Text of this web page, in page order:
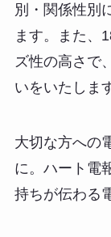
別・関係性別
ます。また、
ズ性の高さで
いをいたしま
大切な方への
に。ハート電
持ちが伝わる